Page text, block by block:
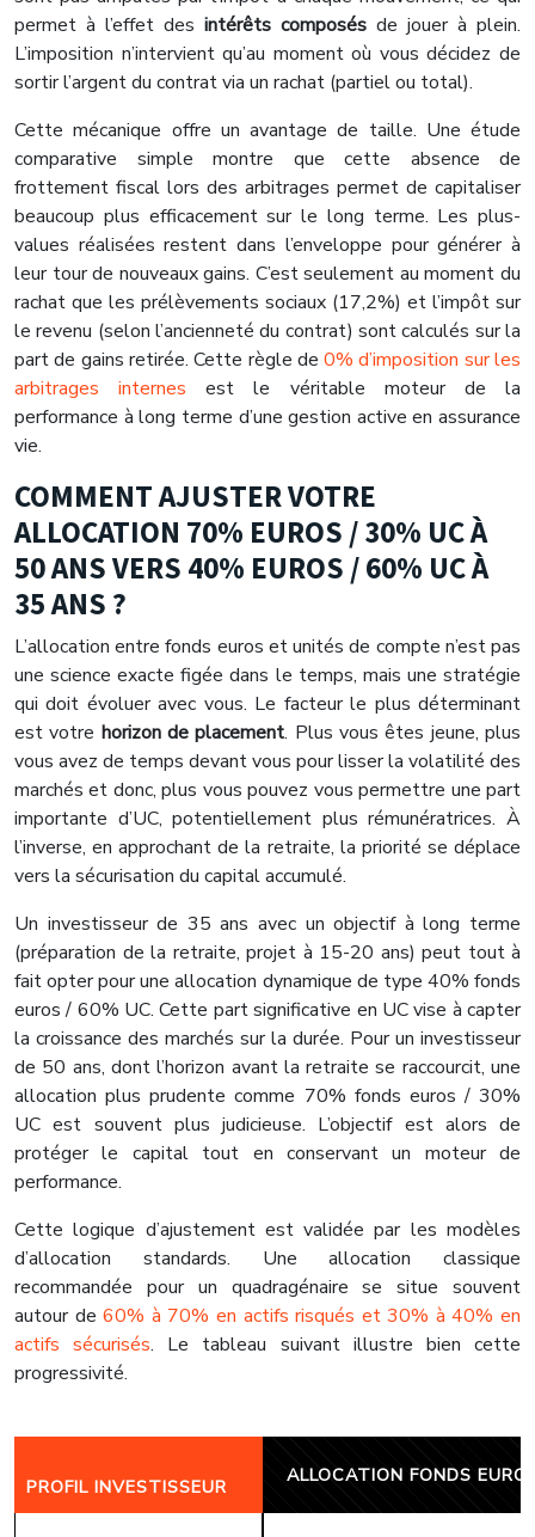
permet à l’effet des intérêts composés de jouer à plein.
L’imposition n’intervient qu’au moment où vous décidez de
sortir l’argent du contrat via un rachat (partiel ou total).
Cette mécanique offre un avantage de taille. Une étude
comparative simple montre que cette absence de
frottement fiscal lors des arbitrages permet de capitaliser
beaucoup plus efficacement sur le long terme. Les plus-
values réalisées restent dans l’enveloppe pour générer à
leur tour de nouveaux gains. C’est seulement au moment du
rachat que les prélèvements sociaux (17,2%) et l’impôt sur
le revenu (selon l’ancienneté du contrat) sont calculés sur la
part de gains retirée. Cette règle de0% d’imposition sur les
arbitrages internes est le véritable moteur de la
performance à long terme d’une gestion active en assurance
vie.
COMMENT AJUSTER VOTRE
ALLOCATION 70% EUROS / 30% UC À
50 ANS VERS 40% EUROS / 60% UC À
35 ANS ?
L’allocation entre fonds euros et unités de compte n’est pas
une science exacte figée dans le temps, mais une stratégie
qui doit évoluer avec vous. Le facteur le plus déterminant
est votre horizon de placement. Plus vous êtes jeune, plus
vous avez de temps devant vous pour lisser la volatilité des
marchés et donc, plus vous pouvez vous permettre une part
importante d’UC, potentiellement plus rémunératrices. À
l’inverse, en approchant de la retraite, la priorité se déplace
vers la sécurisation du capital accumulé.
Un investisseur de 35 ans avec un objectif à long terme
(préparation de la retraite, projet à 15-20 ans) peut tout à
fait opter pour une allocation dynamique de type 40% fonds
euros / 60% UC. Cette part significative en UC vise à capter
la croissance des marchés sur la durée. Pour un investisseur
de 50 ans, dont l’horizon avant la retraite se raccourcit, une
allocation plus prudente comme 70% fonds euros / 30%
UC est souvent plus judicieuse. L’objectif est alors de
protéger le capital tout en conservant un moteur de
performance.
Cette logique d’ajustement est validée par les modèles
d’allocation standards. Une allocation classique
recommandée pour un quadragénaire se situe souvent
autour de60% à 70% en actifs risqués et 30% à 40% en
actifs sécurisés. Le tableau suivant illustre bien cette
progressivité.
PROFIL INVESTISSEUR ALLOCATION FONDS